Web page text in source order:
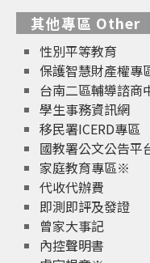
其他專區 Other
性別平等教育
保護智慧財產權專
台南二區輔導諮商
學生事務資訊網
移民署ICERD專區
國教署公文公告平
家庭教育專區※
代收代辦費
即測即評及發證
曾家大事記
內控聲明書